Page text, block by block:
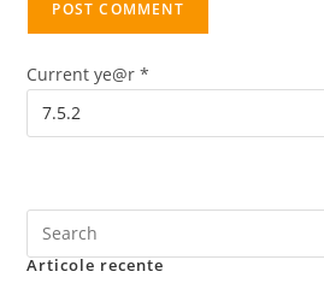
Current ye@r*
Articole recente